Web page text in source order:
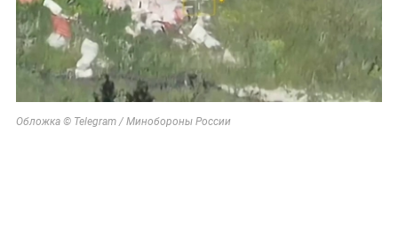
Обложка © Telegram / Минобороны России